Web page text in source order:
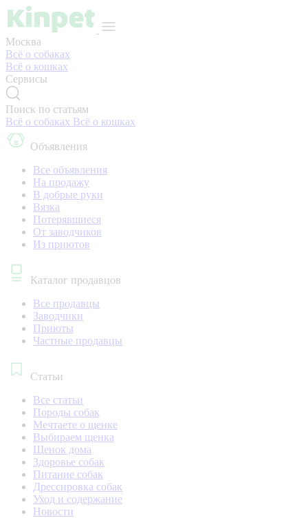
Москва
Всё о собаках
Всё о кошках
Сервисы
Поиск по статьям
Всё о собаках Всё о кошках
Объявления
Все объявления
На продажу
В добрые руки
Вязка
Потерявшиеся
От заводчиков
Из приютов
Каталог продавцов
Все продавцы
Заводчики
Приюты
Частные продавцы
Статьи
Все статьи
Породы собак
Мечтаете о щенке
Выбираем щенка
Щенок дома
Здоровье собак
Питание собак
Дрессировка собак
Уход и содержание
Новости